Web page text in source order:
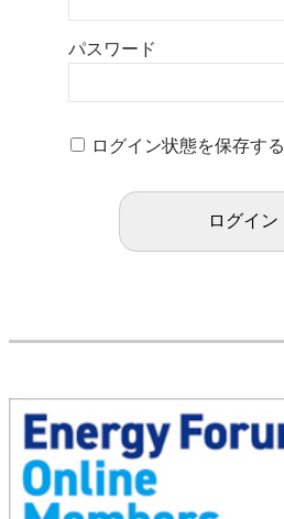
パスワード
ログイン状態を保存する